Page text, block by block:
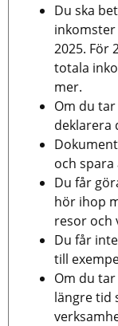
Du ska
2025. För
totala
mer.
Om du
deklarera
och
Du får
hör ihop
resor och
Du får
till
Om du
längre tid